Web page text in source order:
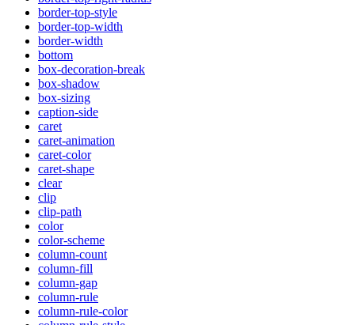
border-top-style
border-top-width
border-width
bottom
box-decoration-break
box-shadow
box-sizing
caption-side
caret
caret-animation
caret-color
caret-shape
clear
clip
clip-path
color
color-scheme
column-count
column-fill
column-gap
column-rule
column-rule-color